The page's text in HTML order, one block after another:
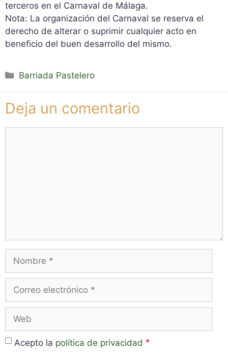
terceros en el Carnaval de Málaga.
Nota: La organización del Carnaval se reserva el
derecho de alterar o suprimir cualquier acto en
beneficio del buen desarrollo del mismo.
Categorías
Barriada Pastelero
Deja un comentario
Nombre
Correo
Web
Acepto la política de privacidad *